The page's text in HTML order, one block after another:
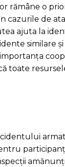
rămâne o
cazurile de
ajuta la
similare
toate